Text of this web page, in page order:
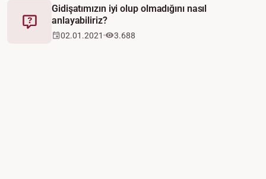
Fetva
Gidişatımızın iyi olup olmadığını nasıl
anlayabiliriz?
02.01.2021 3.688